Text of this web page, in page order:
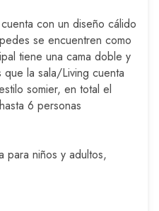
con un diseño cálido
se encuentren como
tiene una cama doble y
que la sala/Living cuenta
somier, en total el
6 personas
para niños y adultos,